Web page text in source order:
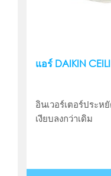
แอร์ DAIKIN
อินเวอร์เตอร์ประห
เงียบลงกว่าเดิม